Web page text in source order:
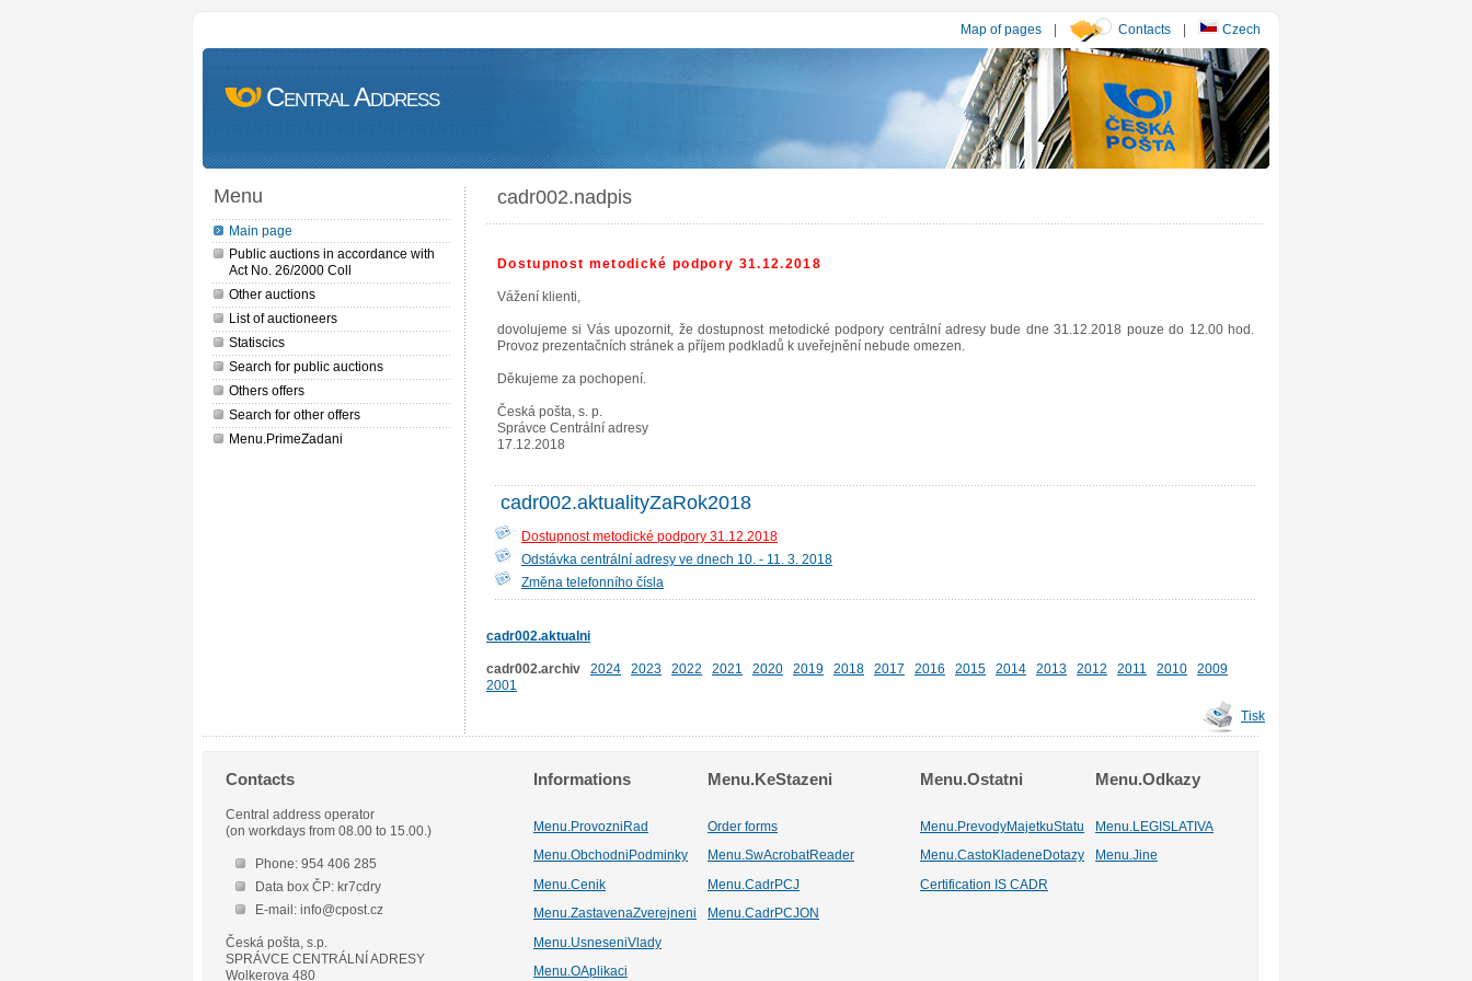
Map of pages | Contacts | Czech
Central Address
Menu
Main page
Public auctions in accordance with
Act No. 26/2000 Coll
Other auctions
List of auctioneers
Statiscics
Search for public auctions
Others offers
Search for other offers
Menu.PrimeZadani
cadr002.nadpis
Dostupnost metodické podpory 31.12.2018
Vážení klienti,
dovolujeme si Vás upozornit, že dostupnost metodické podpory centrální adresy bude dne 31.12.2018 pouze do 12.00 hod.
Provoz prezentačních stránek a příjem podkladů k uveřejnění nebude omezen.
Děkujeme za pochopení.
Česká pošta, s. p.
Správce Centrální adresy
17.12.2018
cadr002.aktualityZaRok2018
Dostupnost metodické podpory 31.12.2018
Odstávka centrální adresy ve dnech 10. - 11. 3. 2018
Změna telefonního čísla
cadr002.aktualni
cadr002.archiv 2024 2023 2022 2021 2020 2019 2018 2017 2016 2015 2014 2013 2012 2011 2010
2009
2001
Tisk
Contacts
Central address operator
(on workdays from 08.00 to 15.00.)
Phone: 954 406 285
Data box ČP: kr7cdry
E-mail: info@cpost.cz
Česká pošta, s.p.
SPRÁVCE CENTRÁLNÍ ADRESY
Wolkerova 480
Informations Menu.KeStazeni Menu.Ostatni Menu.Odkazy
Menu.ProvozniRad Order forms Menu.PrevodyMajetkuStatu
Menu.LEGISLATIVA
Menu.ObchodniPodminky
Menu.SwAcrobatReader Menu.CastoKladeneDotazy Menu.Jine
Menu.Cenik Menu.CadrPCJ
Certification IS CADR
Menu.ZastavenaZverejneni
Menu.CadrPCJON
Menu.UsneseniVlady
Menu.OAplikaci